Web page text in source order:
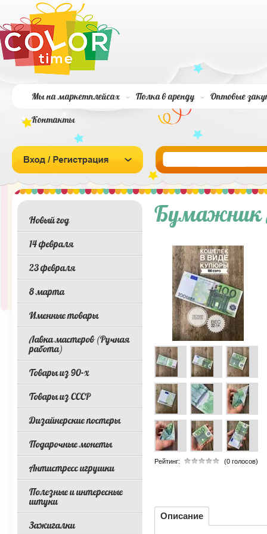
Мы на маркетплейсах Полка в аренду Оптовые
Контакты
Бумажник
Рейтинг: (0 голосов)
Описание
Новый год
14 февраля
23 февраля
8 марта
Именные товары
Лавка мастеров (Ручная
работа)
Товары из 90-х
Товары из СССР
Дизайнерские постеры
Подарочные монеты
Антистресс игрушки
Полезные и интересные
штуки
Зажигалки